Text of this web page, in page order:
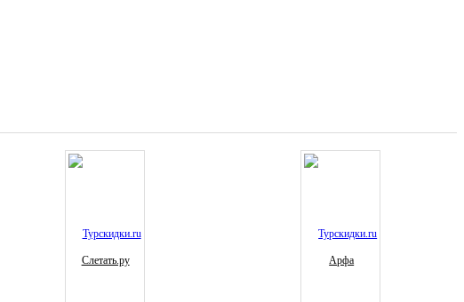
Слетать.ру Арфа